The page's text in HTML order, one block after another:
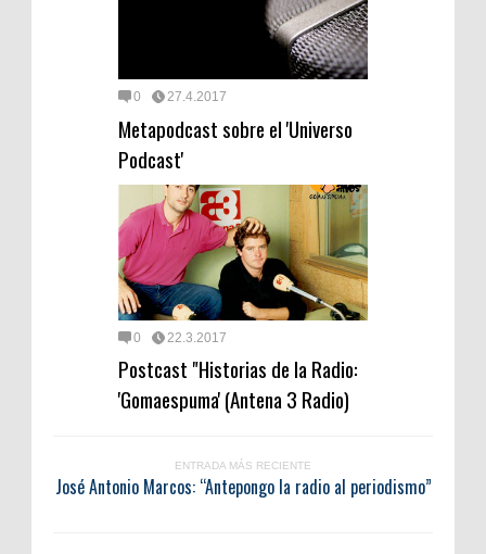
0 27.4.2017
Metapodcast sobre el 'Universo
Podcast'
0 22.3.2017
Postcast "Historias de la Radio:
'Gomaespuma' (Antena 3 Radio)
ENTRADA MÁS RECIENTE
José Antonio Marcos: “Antepongo la radio al periodismo”